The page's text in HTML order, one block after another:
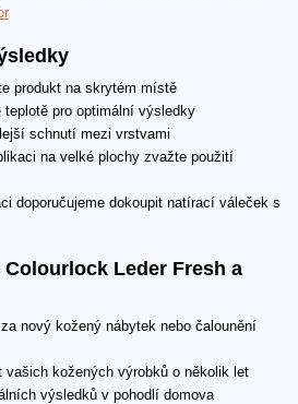
produkt na skrytém místě
teplotě pro optimální výsledky
schnutí mezi vrstvami
na velké plochy zvažte použití
doporučujeme dokoupit natírací váleček s
Leder Fresh a
nový kožený nábytek nebo čalounění
vašich kožených výrobků o několik let
výsledků v pohodlí domova